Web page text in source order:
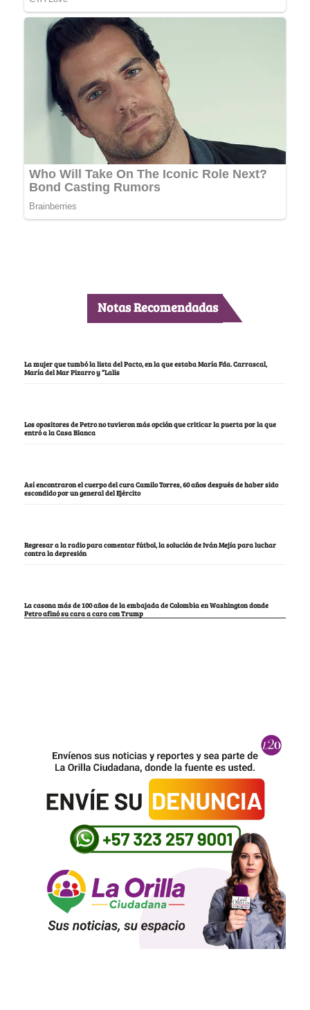
Notas Recomendadas
La mujer que tumbó la lista del Pacto, en la que estaba María Fda. Carrascal,
María del Mar Pizarro y “Lalis
Los opositores de Petro no tuvieron más opción que criticar la puerta por la que
entró a la Casa Blanca
Así encontraron el cuerpo del cura Camilo Torres, 60 años después de haber sido
escondido por un general del Ejército
Regresar a la radio para comentar fútbol, la solución de Iván Mejía para luchar
contra la depresión
La casona más de 100 años de la embajada de Colombia en Washington donde
Petro afinó su cara a cara con Trump